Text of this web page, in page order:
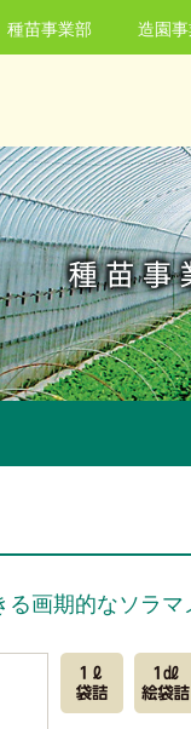
種苗事業部 造園
る画期的なソラマ